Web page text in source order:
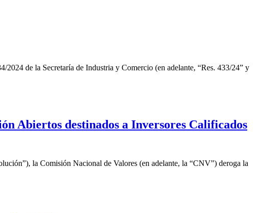
de la Secretaría de Industria y Comercio (en adelante, “Res. 433/24” y
Abiertos destinados a Inversores Calificados
la Comisión Nacional de Valores (en adelante, la “CNV”) deroga la